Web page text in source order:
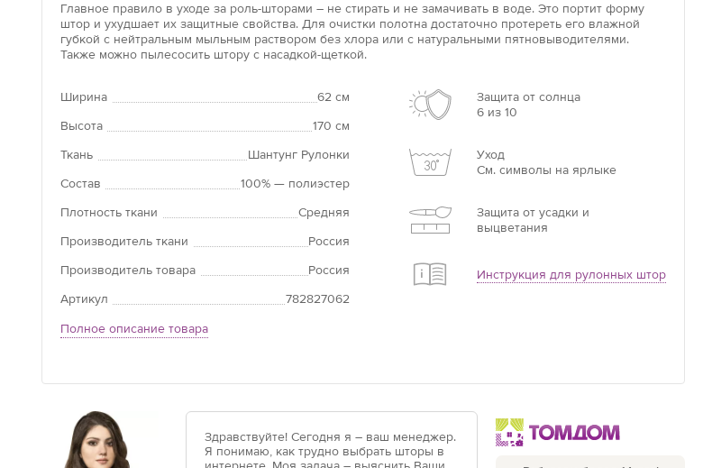
Главное правило в уходе за роль-шторами – не стирать и не замачивать в воде. Это портит форму
штор и ухудшает их защитные свойства. Для очистки полотна достаточно протереть его влажной
губкой с нейтральным мыльным раствором без хлора или с натуральными пятновыводителями.
Также можно пылесосить штору с насадкой-щеткой.
Ширина
62 см
Высота
170 см
Ткань
Шантунг Рулонки
Состав
100% — полиэстер
Плотность ткани
Средняя
Производитель ткани
Россия
Производитель товара
Россия
Артикул
782827062
Полное описание товара
Защита от солнца
6 из 10
Уход
См. символы на ярлыке
Защита от усадки и
выцветания
Инструкция для рулонных штор
Рольшторы «ловолайт»
Преимущество данной модели в том, что конструкция автоматическая,
положение полотна можно менять при помощи пульта управления.
панорамным остеклением, для оформления больших или труднодоступных
Здравствуйте! Сегодня я – ваш менеджер.
Я понимаю, как трудно выбрать шторы в